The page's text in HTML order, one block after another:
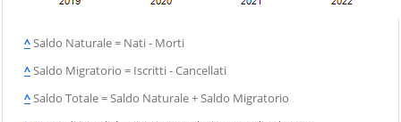
^Saldo Naturale = Nati - Morti
^Saldo Migratorio = Iscritti - Cancellati
^Saldo Totale = Saldo Naturale + Saldo Migratorio